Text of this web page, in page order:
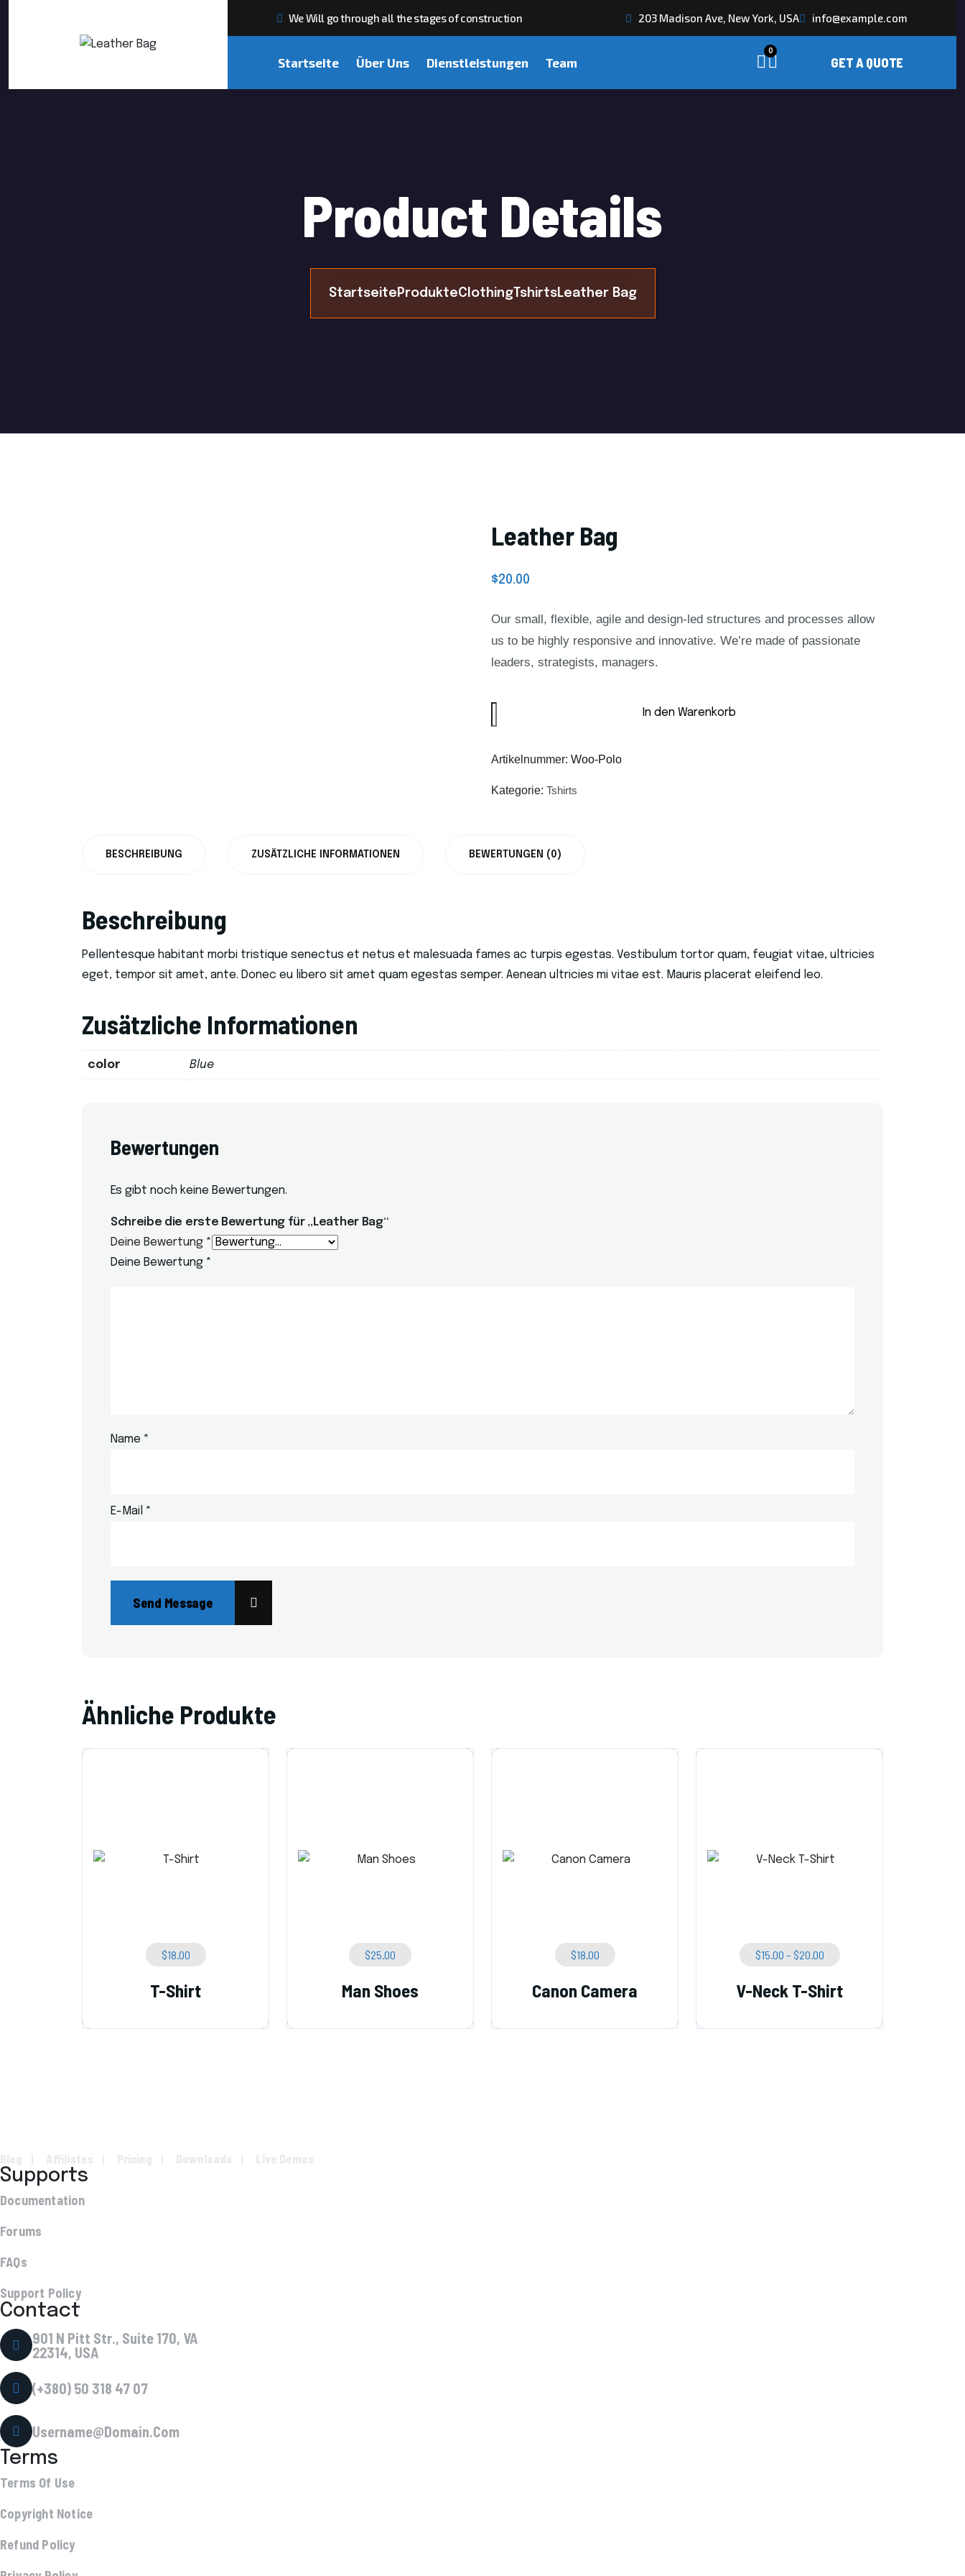
We Will go through all the stages of construction 203 Madison Ave, New York, USA info@example.com
Startseite Über Uns Dienstleistungen Team
0
Product Details
Startseite ProdukteClothingTshirtsLeather Bag
Leather Bag
$20.00
Our small, flexible, agile and design-led structures and processes allow
us to be highly responsive and innovative. We’re made of passionate
leaders, strategists, managers.
In den Warenkorb
Artikelnummer: Woo-Polo
Kategorie: Tshirts
BESCHREIBUNG ZUSÄTZLICHE INFORMATIONEN BEWERTUNGEN (0)
Beschreibung
Pellentesque habitant morbi tristique senectus et netus et malesuada fames ac turpis egestas. Vestibulum tortor quam, feugiat vitae, ultricies
eget, tempor sit amet, ante. Donec eu libero sit amet quam egestas semper. Aenean ultricies mi vitae est. Mauris placerat eleifend leo.
Zusätzliche Informationen
color Blue
Bewertungen
Es gibt noch keine Bewertungen.
Schreibe die erste Bewertung für „Leather Bag“
Deine Bewertung *
Deine Bewertung *
Name *
E-Mail *
Ähnliche Produkte
$18.00
T-Shirt
$25.00
Man Shoes
$18.00
Canon Camera
$15.00 – $20.00Price
Range:
Through
V-Neck T-Shirt
Supports
Documentation
Forums
FAQs
Support Policy
Contact
901 N Pitt Str., Suite 170, VA
22314, USA
(+380) 50 318 47 07
Username@Domain.Com
Terms
Terms Of Use
Copyright Notice
Refund Policy